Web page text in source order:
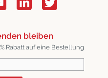
bleiben
Rabatt auf eine Bestellung